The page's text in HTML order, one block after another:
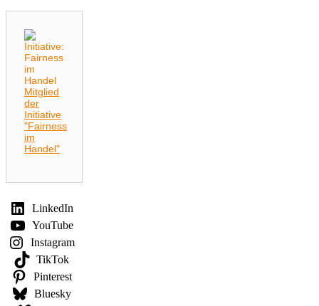
Mitglied
der
Initiative
"Fairness
im
Handel"
LinkedIn
YouTube
Instagram
TikTok
Pinterest
Bluesky